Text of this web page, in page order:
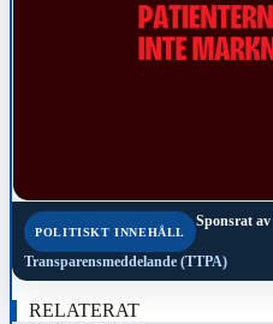
POLITISKT INNEHÅLL
Sponsrat av
Transparensmeddelande (TTPA)
RELATERAT